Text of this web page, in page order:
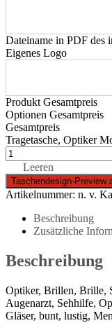
Dateiname in PDF des
Eigenes Logo
Produkt Gesamtpreis
Optionen Gesamtpreis
Gesamtpreis
Tragetasche, Optiker
Leeren
Artikelnummer: n. v.
Beschreibung
Zusätzliche
Beschreibung
Optiker, Brillen, Brille,
Augenarzt, Sehhilfe,
Gläser, bunt, lustig,